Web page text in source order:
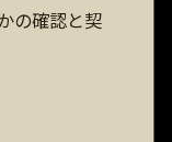
の確認と契